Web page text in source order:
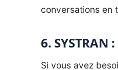
conversations en
6.
Si vous avez